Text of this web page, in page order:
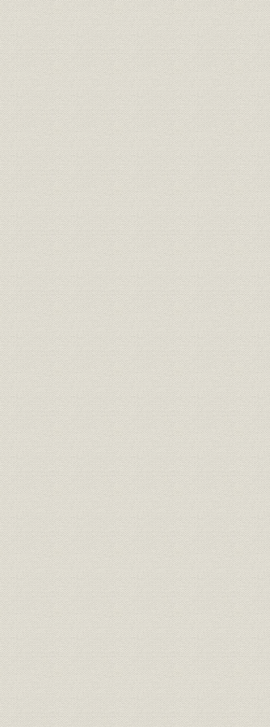
担保付社債 明治39年~昭和27年
公社債(公募分) 昭和28年度~53年度
4-3 公社債(国債を除く)登録状況(昭和17年~53年度)
5 外国業務
5-1 外債発行状況(明治35年10月~昭和53年10月)
5-2 海外債発行状況(昭和45年12月~53年8月)
5-3 当行外国為替取扱状況(昭和25年度~53年度)
5-4 当行海外出資状況(昭和32年11月~54年3月)
6 資本
6-1 資本金推移(明治35年3月~昭和53年2月)
6-2 授権資本推移(昭和26年11月~54年10月)
6-3 大株主推移(明治35年~昭和52年3月)
6-4 普通株式所有者推移(昭和28年3月~52年3月)
7 組織
7-1 従業員の状況(明治35年~昭和52年度)
7-2 役員写真および氏名一覧表(明治35年3月~昭和54年12月末)
7-3 昭和28年以降役員在任一覧図(昭和28年~54年6月末)
7-4 本店部・室名称一覧図(昭和20年1月~53年7月)
7-5 国内・海外支店、駐在員事務所、海外現地法人一覧図(昭和20
7-6 本店の課の推移(明治35年4月~昭和52年11月)
8 法令・定款
8-1 日本興業銀行法の沿革(明治33年3月~昭和25年3月)
8-2 長期信用銀行法の沿革(昭和27年6月~55年10月)
8-3 長期信用銀行法施行規則の沿革(昭和27年10月~55年10月)
8-4 日本興業銀行定款の沿革(明治34年12月~昭和55年10月)
1. 日本興業銀行法廃止までの定款改正状況(明治34年12月~昭和
2. 日本興業銀行法廃止後の定款改正状況(昭和25年3月~27年9月)
3. 長期信用銀行法施行以後の定款改正状況(昭和27年9月~55年10
4. 定款改正の経緯(昭和27年9月~55年10月)